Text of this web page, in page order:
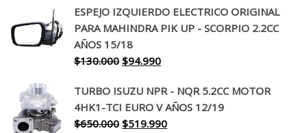
ESPEJO IZQUIERDO ELECTRICO ORIGINAL
PARA MAHINDRA PIK UP - SCORPIO 2.2CC
AÑOS 15/18
$130.000 El
original
era:
$130.000.
$94.990El
actual
es:
$94.990.
TURBO ISUZU NPR - NQR 5.2CC MOTOR
4HK1-TCI EURO V AÑOS 12/19
$650.000 El
$519.990El